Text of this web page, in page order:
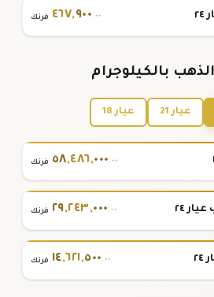
٤٦٧,٩٠٠.٠٠ فرنك
بالكيلوجرام
عيار 21 عيار 18
٥٨,٤٨٦,٠٠٠.٠٠ فرنك
٢٤ ٢٩,٢٤٣,٠٠٠.٠٠ فرنك
١٤,٦٢١,٥٠٠.٠٠ فرنك